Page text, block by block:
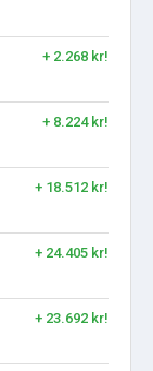
+ 2.268 kr!
+ 8.224 kr!
+ 18.512 kr!
+ 24.405 kr!
+ 23.692 kr!